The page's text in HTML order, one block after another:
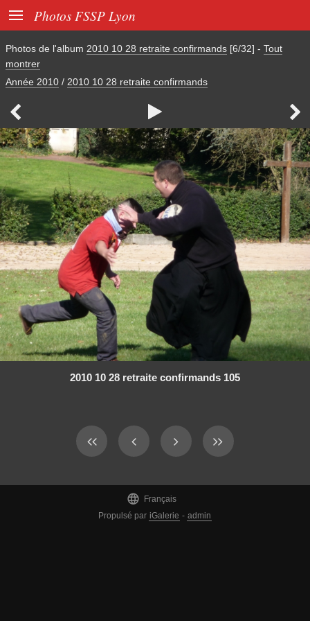
 Photos FSSP Lyon
Photos de l'album 2010 10 28 retraite confirmands [6/32] - Tout
montrer
Année 2010 / 2010 10 28 retraite confirmands
  
2010 10 28 retraite confirmands 105

Français
Propulsé par iGalerie - admin